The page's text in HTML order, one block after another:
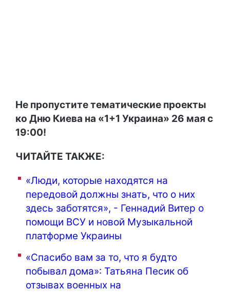
Не пропустите тематические проекты
ко Дню Киева на «1+1 Украина» 26 мая с
19:00!
ЧИТАЙТЕ ТАКЖЕ:
«Люди, которые находятся на
передовой должны знать, что о них
здесь заботятся», - Геннадий Витер о
помощи ВСУ и новой Музыкальной
платформе Украины
«Спасибо вам за то, что я будто
побывал дома»: Татьяна Песик об
отзывах военных на